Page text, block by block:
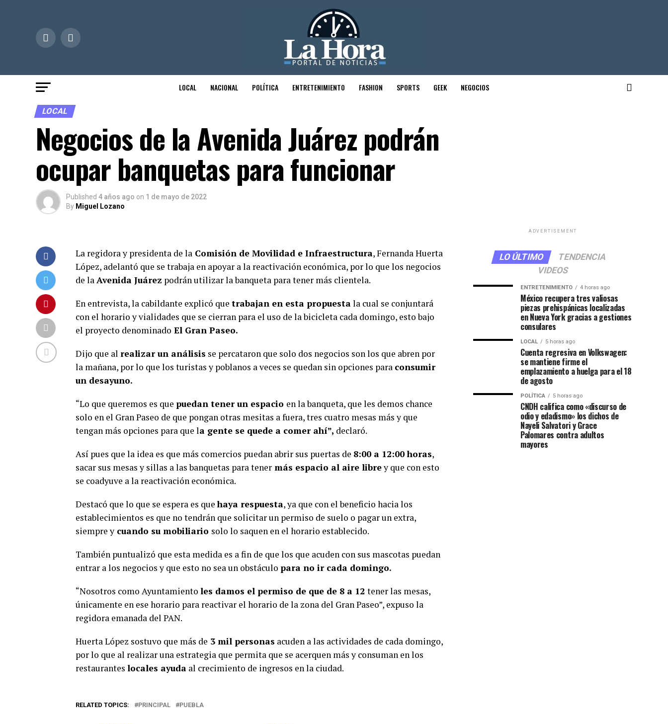
LOCAL NACIONAL POLÍTICA ENTRETENIMIENTO FASHION SPORTS GEEK NEGOCIOS
LOCAL
Negocios de la Avenida Juárez podrán
ocupar banquetas para funcionar
Published 4 años ago on 1 de mayo de 2022
By Miguel Lozano
La regidora y presidenta de la Comisión de Movilidad e Infraestructura, Fernanda Huerta
López, adelantó que se trabaja en apoyar a la reactivación económica, por lo que los negocios
de laAvenida Juárez podrán utilizar la banqueta para tener más clientela.
En entrevista, la cabildante explicó que trabajan en esta propuestala cual se conjuntará
con el horario y vialidades que se cierran para el uso de la bicicleta cada domingo, esto bajo
el proyecto denominado El Gran Paseo.
Dijo que al realizar un análisis se percataron que solo dos negocios son los que abren por
la mañana, por lo que los turistas y poblanos a veces se quedan sin opciones para consumir
un desayuno.
“Lo que queremos es que puedan tener un espacio en la banqueta, que les demos chance
solo en el Gran Paseo de que pongan otras mesitas a fuera, tres cuatro mesas más y que
tengan más opciones para que la gente se quede a comer ahí”, declaró.
Así pues que la idea es que más comercios puedan abrir sus puertas de 8:00 a 12:00 horas,
sacar sus mesas y sillas a las banquetas para tener más espacio al aire librey que con esto
se coadyuve a la reactivación económica.
Destacó que lo que se espera es quehaya respuesta, ya que con el beneficio hacia los
establecimientos es que no tendrán que solicitar un permiso de suelo o pagar un extra,
siempre y cuando su mobiliario solo lo saquen en el horario establecido.
También puntualizó que esta medida es a fin de que los que acuden con sus mascotas puedan
entrar a los negocios y que esto no sea un obstáculo para no ir cada domingo.
“Nosotros como Ayuntamiento les damos el permiso de que de 8 a 12 tener las mesas,
únicamente en ese horario para reactivar el horario de la zona del Gran Paseo”, expuso la
regidora emanada del PAN.
Huerta López sostuvo que más de 3 mil personas acuden a las actividades de cada domingo,
por lo que al realizar una estrategia que permita que se acerquen más y consuman en los
restaurantes locales ayuda al crecimiento de ingresos en la ciudad.
RELATED TOPICS: PRINCIPAL PUEBLA
ADVERTISEMENT
LO ÚLTIMO
TENDENCIA
VIDEOS
ENTRETENIMIENTO 4 horas ago
México recupera tres valiosas
piezas prehispánicas localizadas
en Nueva York gracias a gestiones
consulares
LOCAL 5 horas ago
Cuenta regresiva en Volkswagen:
se mantiene firme el
emplazamiento a huelga para el 18
de agosto
POLÍTICA 5 horas ago
CNDH califica como «discurso de
odio y edadismo» los dichos de
Nayeli Salvatori y Grace
Palomares contra adultos
mayores